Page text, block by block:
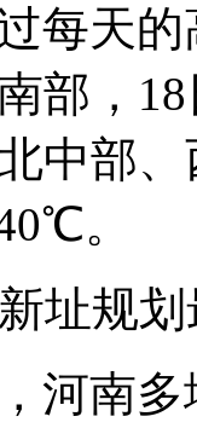
每天
部，
中部
。
新址
多地